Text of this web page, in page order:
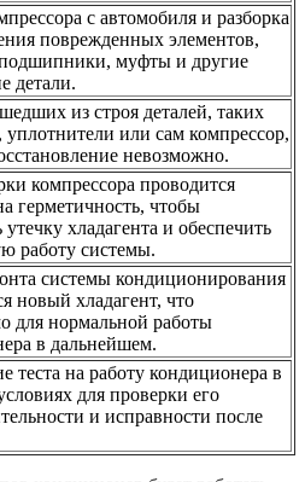
с автомобиля и разборка
поврежденных элементов,
муфты и другие
детали.
из строя деталей, таких
уплотнители или сам компрессор,
невозможно.
компрессора проводится
герметичность, чтобы
хладагента и обеспечить
работу системы.
системы кондиционирования
новый хладагент, что
для нормальной работы
в дальнейшем.
теста на работу кондиционера в
для проверки его
и исправности после